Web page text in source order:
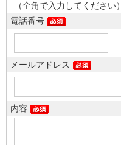
（全角で入力してください）
電話番号
メールアドレス
内容